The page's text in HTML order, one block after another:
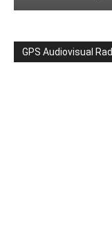
GPS Audiovisual